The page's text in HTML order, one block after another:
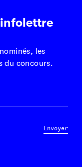
les
du concours.
Envoyer